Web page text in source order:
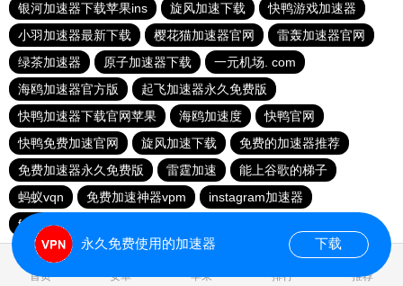
银河加速器下载苹果ins
旋风加速下载
快鸭游戏加速器
小羽加速器最新下载
樱花猫加速器官网
雷轰加速器官网
绿茶加速器
原子加速器下载
一元机场. com
海鸥加速器官方版
起飞加速器永久免费版
快鸭加速器下载官网苹果
海鸥加速度
快鸭官网
快鸭免费加速官网
旋风加速下载
免费的加速器推荐
免费加速器永久免费版
雷霆加速
能上谷歌的梯子
蚂蚁vqn
免费加速神器vpm
instagram加速器
fy66加速器
首页 安卓 苹果 排行 推荐
永久免费使用的加速器 下载
0.018891s